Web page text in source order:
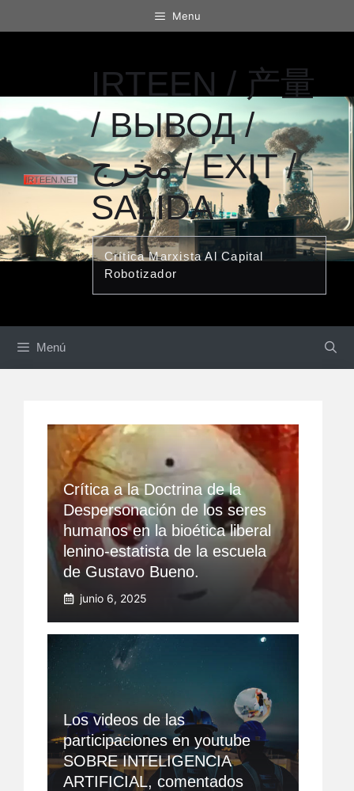
al
Menu
IRTEEN / 产量
/ ВЫВОД /
مخرج / EXIT /
SALIDA
Crítica Marxista Al Capital
Robotizador
Menú
Crítica a la Doctrina de la
Despersonación de los seres
humanos en la bioética liberal
lenino-estatista de la escuela
de Gustavo Bueno.
junio 6, 2025
Los videos de las
participaciones en youtube
SOBRE INTELIGENCIA
ARTIFICIAL, comentados